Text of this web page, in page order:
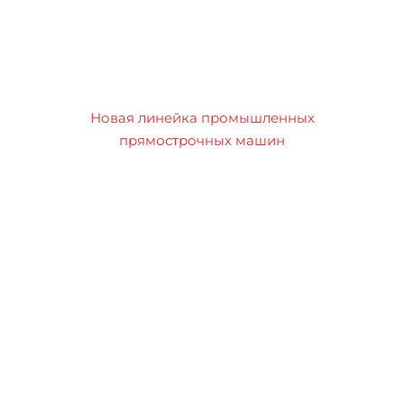
Новая линейка промышленных
прямострочных машин